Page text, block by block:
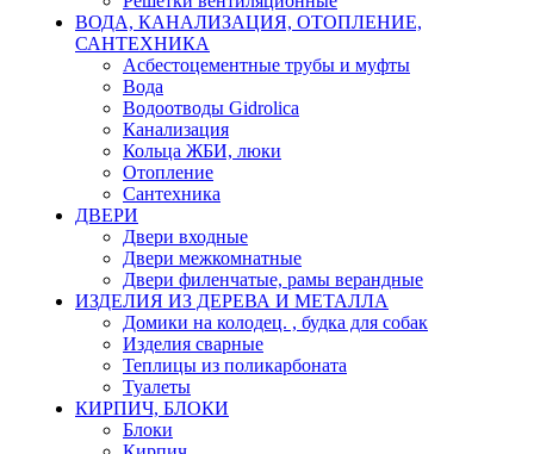
ВОДА, КАНАЛИЗАЦИЯ, ОТОПЛЕНИЕ,
САНТЕХНИКА
Асбестоцементные трубы и муфты
Вода
Водоотводы Gidrolica
Канализация
Кольца ЖБИ, люки
Отопление
Сантехника
ДВЕРИ
Двери входные
Двери межкомнатные
Двери филенчатые, рамы верандные
ИЗДЕЛИЯ ИЗ ДЕРЕВА И МЕТАЛЛА
Домики на колодец. , будка для собак
Изделия сварные
Теплицы из поликарбоната
Туалеты
КИРПИЧ, БЛОКИ
Блоки